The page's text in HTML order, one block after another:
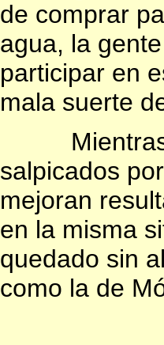
de comprar
agua, la
participar en
mala suerte
salpicados
mejoran
en la misma
quedado sin
como la de